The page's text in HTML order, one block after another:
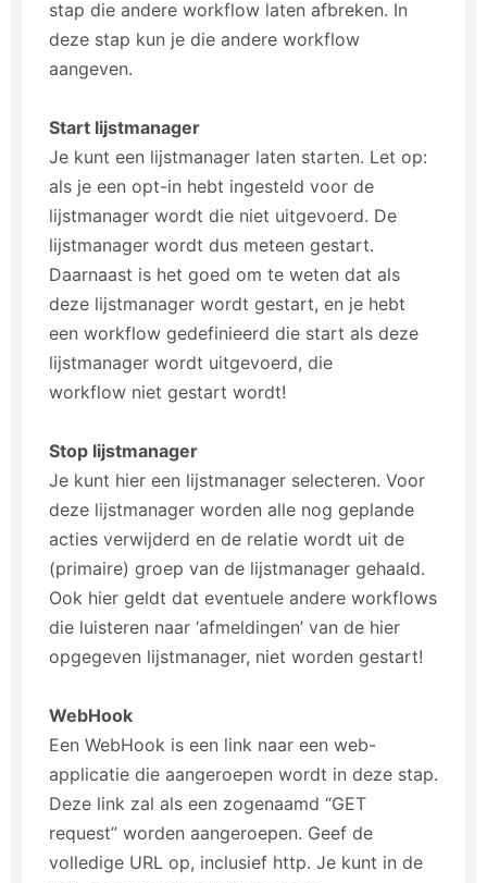
stap die andere workflow laten afbreken. In
deze stap kun je die andere workflow
aangeven.
Start lijstmanager
Je kunt een lijstmanager laten starten. Let op:
als je een opt-in hebt ingesteld voor de
lijstmanager wordt die niet uitgevoerd. De
lijstmanager wordt dus meteen gestart.
Daarnaast is het goed om te weten dat als
deze lijstmanager wordt gestart, en je hebt
een workflow gedefinieerd die start als deze
lijstmanager wordt uitgevoerd, die
workflow niet gestart wordt!
Stop lijstmanager
Je kunt hier een lijstmanager selecteren. Voor
deze lijstmanager worden alle nog geplande
acties verwijderd en de relatie wordt uit de
(primaire) groep van de lijstmanager gehaald.
Ook hier geldt dat eventuele andere workflows
die luisteren naar ‘afmeldingen’ van de hier
opgegeven lijstmanager, niet worden gestart!
WebHook
Een WebHook is een link naar een web-
applicatie die aangeroepen wordt in deze stap.
Deze link zal als een zogenaamd “GET
request” worden aangeroepen. Geef de
volledige URL op, inclusief http. Je kunt in de